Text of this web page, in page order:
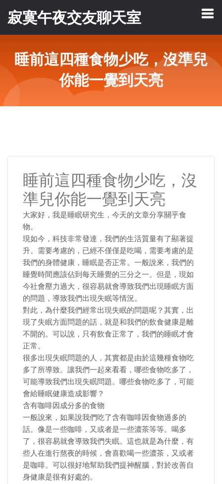
寂寞午夜交友聊天室
睡前這四種食物少吃，沒準兒
你能一覺到天亮
睡前這四種食物少吃，沒
準兒你能一覺到天亮
大家好，我是睡眠研究生，今天的文章分享關乎食
物。
現如今，科技非常發達，我們的生活質量有了顯著提
升。需要考慮的，已經不僅僅是吃喝，需要考慮的是
我們的身體健康，睡眠是否正常。一般說來，我們的
睡覺時間應該佔到每天睡覺的三分之一。但是，現如
今社會壓力過大，很容易就會導致我們出現睡眠方面
的問題，導致我們出現失眠等情況。
對此，為什麼我們經常出現失眠的問題呢？其實，出
現了失眠方面問題的話，就是和我們的飲食健康是離
不開的。可以說，只有飲食正常了，我們的睡眠才會
正常。
很多出現失眠問題的人，其實都是由於這幾種食物吃
多了所導致。讓我們一起來看看，哪些食物吃多了，
可能導致我們出現失眠問題。哪些食物吃多了，可能
會給睡眠健康造成影響？
含有咖啡因成分多的食物
一般說來，如果說我們吃了含有咖啡因食物過多的
話。像是一些咖啡，又或者是一些濃茶等等。喝多
了，很容易就會導致我們失眠。這也就是為什麼，有
些人在進行熬夜的時候，會喜歡喝一些濃茶，又或者
是咖啡。可以很好地幫助我們提神醒腦，對於改善自
身健康是很有好處的。